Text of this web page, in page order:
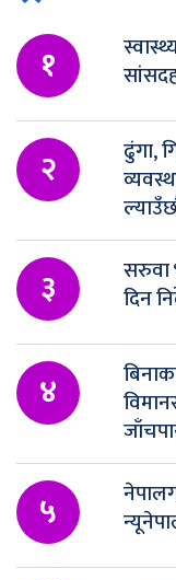
१
२
ढुंगा,
३
सरुवा
दिन
४
५